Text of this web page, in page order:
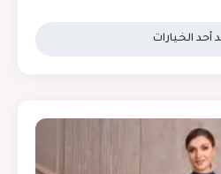
أحد الخيارات